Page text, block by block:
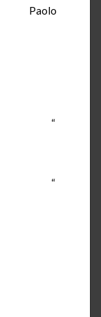
“
“